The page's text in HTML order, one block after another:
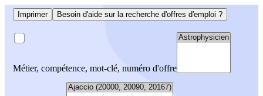
Imprimer Besoin d'aide sur la recherche d'offres d'emploi ?
Métier, compétence, mot-clé, numéro d'offre